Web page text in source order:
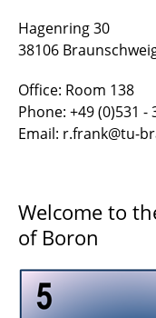
Hagenring 30
38106
Office: Room 138
Phone: +49 (0)531 -
Email: r.frank@tu-
Welcome to
of Boron